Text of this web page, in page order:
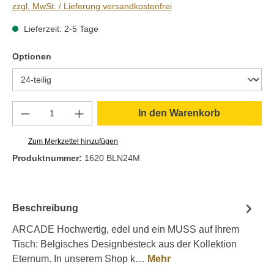
zzgl. MwSt. / Lieferung versandkostenfrei
Lieferzeit: 2-5 Tage
Optionen
Produkt Anzahl: Gib den gewünschten
In den Warenkorb
Zum Merkzettel hinzufügen
Produktnummer: 1620 BLN24M
Beschreibung
ARCADE Hochwertig, edel und ein MUSS auf Ihrem
Tisch: Belgisches Designbesteck aus der Kollektion
Eternum. In unserem Shop k… Mehr